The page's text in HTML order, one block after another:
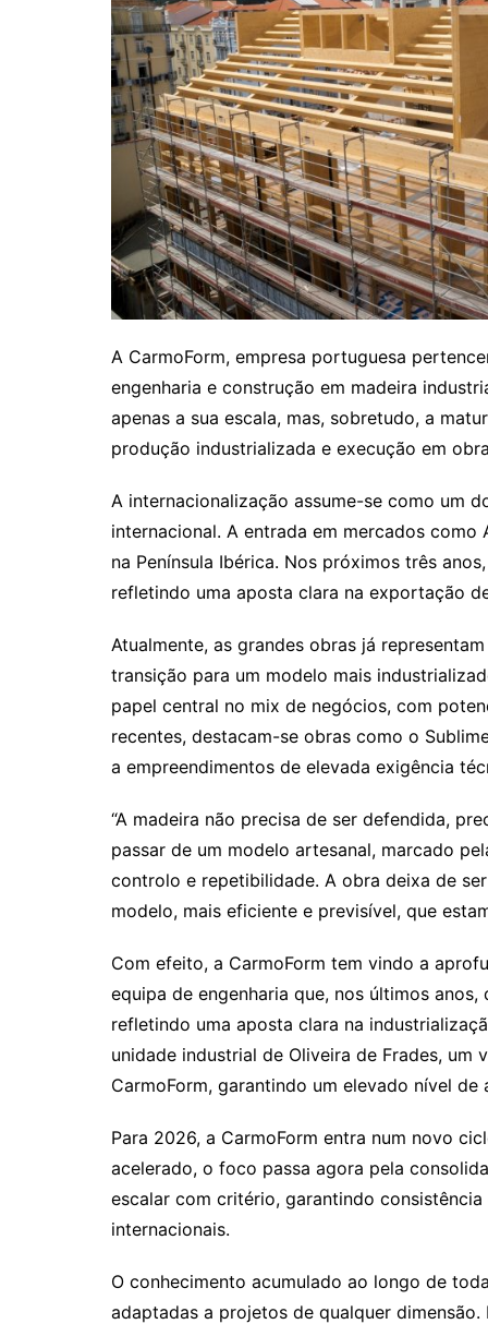
A CarmoForm, empresa portuguesa
engenharia e construção em madeira
apenas a sua escala, mas, sobretudo, a
produção industrializada e execução em
A internacionalização assume-se como um
internacional. A entrada em mercados
na Península Ibérica. Nos próximos três
refletindo uma aposta clara na exportação
Atualmente, as grandes obras já
transição para um modelo mais
papel central no mix de negócios, com
recentes, destacam-se obras como o
a empreendimentos de elevada exigência
“A madeira não precisa de ser defendida,
passar de um modelo artesanal, marcado
controlo e repetibilidade. A obra deixa de
modelo, mais eficiente e previsível, que
Com efeito, a CarmoForm tem vindo a
equipa de engenharia que, nos últimos
refletindo uma aposta clara na
unidade industrial de Oliveira de Frades,
CarmoForm, garantindo um elevado nível
Para 2026, a CarmoForm entra num novo
acelerado, o foco passa agora pela
escalar com critério, garantindo
internacionais.
O conhecimento acumulado ao longo de
adaptadas a projetos de qualquer